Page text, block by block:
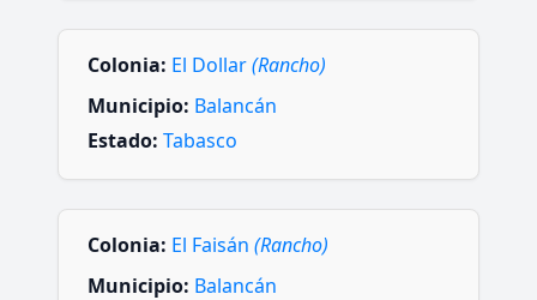
Colonia: El Dollar(Rancho)
Municipio: Balancán
Estado: Tabasco
Colonia: El Faisán (Rancho)
Municipio: Balancán